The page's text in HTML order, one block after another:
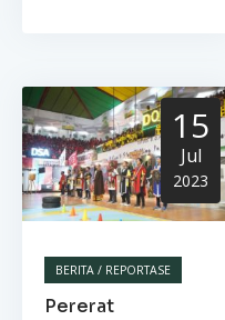
15
Jul
2023
BERITA / REPORTASE
Pererat